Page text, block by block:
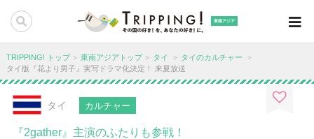
東南アジア
TRIPPING! トップ 東南アジアトップ タイ
タイのカルチャー
タイ版『花より男子』実写ドラマ化決定！ 来夏放送
タイ カルチャー
『2gather』主演のふたりも参戦！